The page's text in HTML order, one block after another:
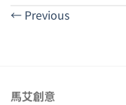
← Previous
馬艾創意